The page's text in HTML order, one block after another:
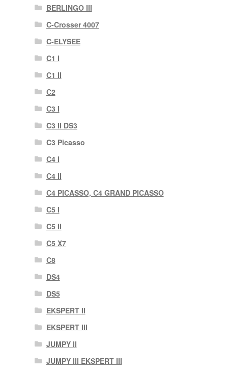
BERLINGO III
C-Crosser 4007
C-ELYSEE
C1 I
C1 II
C2
C3 I
C3 II DS3
C3 Picasso
C4 I
C4 II
C4 PICASSO, C4 GRAND PICASSO
C5 I
C5 II
C5 X7
C8
DS4
DS5
EKSPERT II
EKSPERT III
JUMPY II
JUMPY III EKSPERT III